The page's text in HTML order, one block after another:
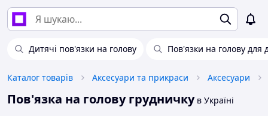
Дитячі пов'язки на голову Пов'язки на голову для
Каталог товарів Аксесуари та прикраси Аксесуари
Пов'язка на голову грудничкув Україні